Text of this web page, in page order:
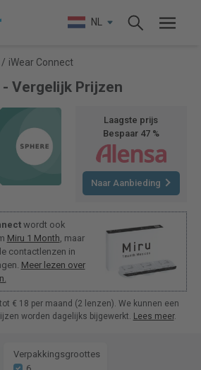
NL
/ iWear Connect
Vergelijk Prijzen
Laagste prijs
Bespaar 47 %
Naar Aanbieding
wordt ook
Miru 1 Month, maar
contactlenzen in
Meer lezen over
€ 18 per maand (2 lenzen). We kunnen een
worden dagelijks bijgewerkt. Lees meer.
Verpakkingsgroottes
6